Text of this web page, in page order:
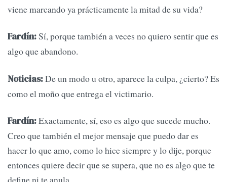
viene marcando ya prácticamente la mitad de su vida?
Fardín:Sí, porque también a veces no quiero sentir que es
algo que abandono.
Noticias:De un modo u otro, aparece la culpa, ¿cierto? Es
como el moño que entrega el victimario.
Fardín:Exactamente, sí, eso es algo que sucede mucho.
Creo que también el mejor mensaje que puedo dar es
hacer lo que amo, como lo hice siempre y lo dije, porque
entonces quiere decir que se supera, que no es algo que te